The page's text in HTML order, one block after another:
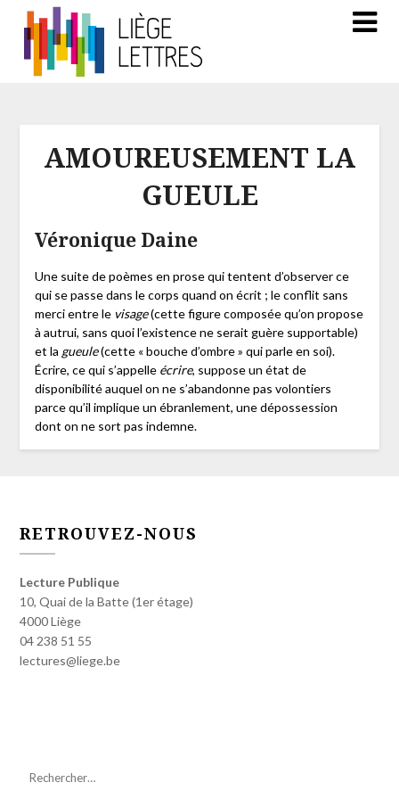
AMOUREUSEMENT LA
GUEULE
Véronique Daine
Une suite de poèmes en prose qui tentent d’observer ce
qui se passe dans le corps quand on écrit ; le conflit sans
merci entre le visage(cette figure composée qu’on propose
à autrui, sans quoi l’existence ne serait guère supportable)
et la gueule(cette « bouche d’ombre » qui parle en soi).
Écrire, ce qui s’appelle écrire, suppose un état de
disponibilité auquel on ne s’abandonne pas volontiers
parce qu’il implique un ébranlement, une dépossession
dont on ne sort pas indemne.
RETROUVEZ-NOUS
Lecture Publique
10, Quai de la Batte (1er étage)
4000 Liège
04 238 51 55
lectures@liege.be